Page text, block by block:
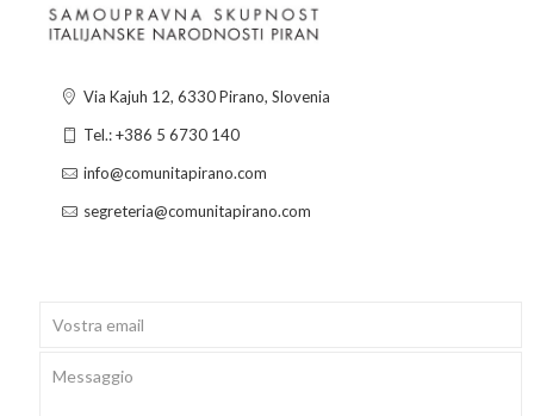
Via Kajuh 12, 6330 Pirano, Slovenia
Tel.: +386 5 6730 140
info@comunitapirano.com
segreteria@comunitapirano.com